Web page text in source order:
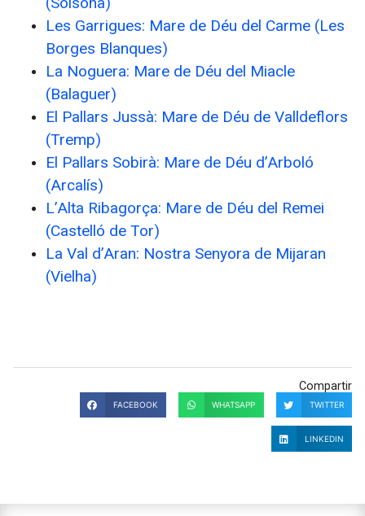
Les Garrigues: Mare de Déu del Carme (Les
Borges Blanques)
La Noguera: Mare de Déu del Miacle
(Balaguer)
El Pallars Jussà: Mare de Déu de Valldeflors
(Tremp)
El Pallars Sobirà: Mare de Déu d’Arboló
(Arcalís)
L’Alta Ribagorça: Mare de Déu del Remei
(Castelló de Tor)
La Val d’Aran: Nostra Senyora de Mijaran
(Vielha)
Compartir
FACEBOOK WHATSAPP TWITTER
LINKEDIN